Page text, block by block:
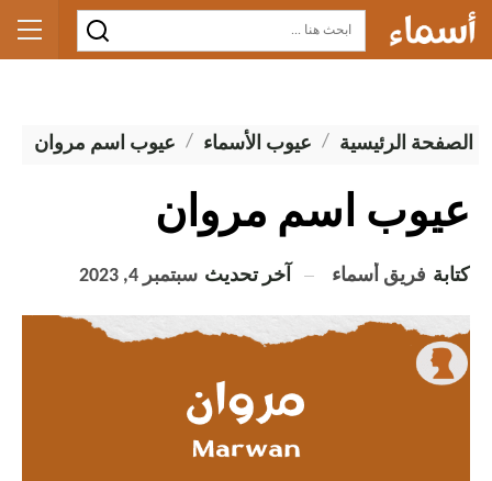
الصفحة الرئيسية عيوب الأسماء عيوب اسم مروان
عيوب اسم مروان
كتابة فريق أسماء آخر تحديث سبتمبر 4, 2023